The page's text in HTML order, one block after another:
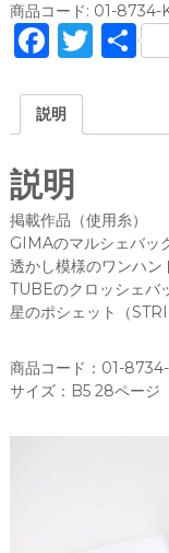
商品コード: 01-8734-
F
c
b
o
o
k
T
te
共
説明
説明
掲載作品（使用糸）
GIMAのマルシェバッ
透かし模様のワンハン
TUBEのクロッシェバ
星のポシェット（
商品コード：01-
サイズ：B5 28ページ